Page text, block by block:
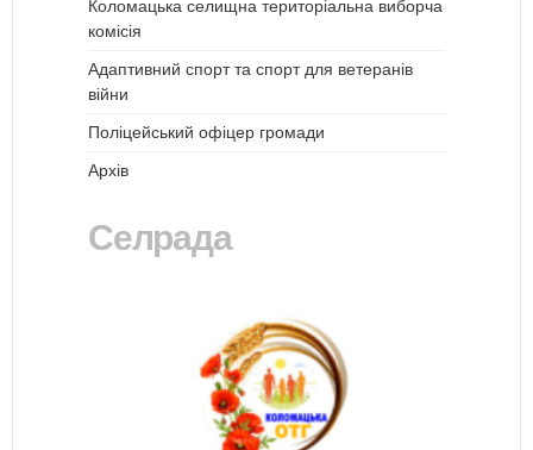
Коломацька селищна територіальна виборча
комісія
Адаптивний спорт та спорт для ветеранів
війни
Поліцейський офіцер громади
Архів
Селрада